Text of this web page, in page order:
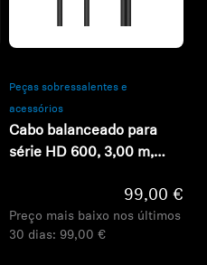
Peças sobressalentes e
acessórios
Cabo balanceado para
série HD 600, 3,00 m,
99,00 €
Preço mais baixo nos últimos
30 dias: 99,00 €